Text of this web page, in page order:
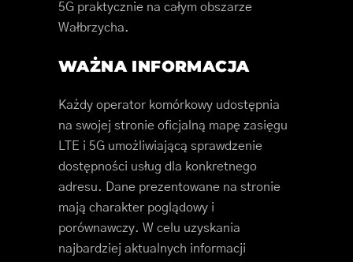
5G praktycznie na całym obszarze
Wałbrzycha.
WAŻNA INFORMACJA
Każdy operator komórkowy udostępnia
na swojej stronie oficjalną mapę zasięgu
LTE i 5G umożliwiającą sprawdzenie
dostępności usług dla konkretnego
adresu. Dane prezentowane na stronie
mają charakter poglądowy i
porównawczy. W celu uzyskania
najbardziej aktualnych informacji